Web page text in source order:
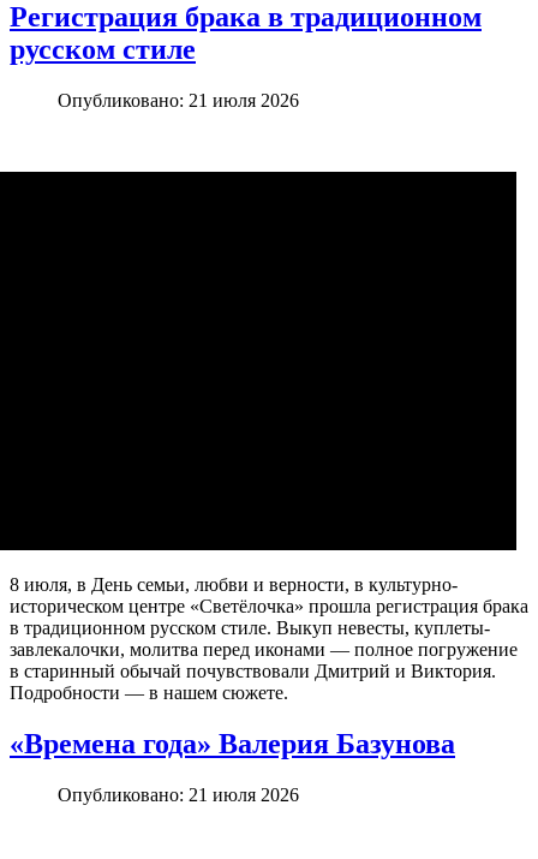
Регистрация брака в традиционном
русском стиле
Опубликовано: 21 июля 2026
8 июля, в День семьи, любви и верности, в культурно-
историческом центре «Светёлочка» прошла регистрация брака
в традиционном русском стиле. Выкуп невесты, куплеты-
завлекалочки, молитва перед иконами — полное погружение
в старинный обычай почувствовали Дмитрий и Виктория.
Подробности — в нашем сюжете.
«Времена года» Валерия Базунова
Опубликовано: 21 июля 2026